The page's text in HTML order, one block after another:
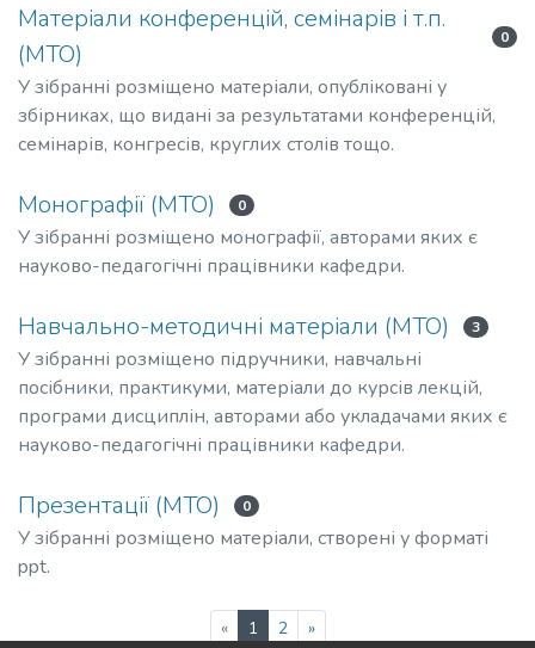
Матеріали конференцій, семінарів і т.п.
(МТО)
0
У зібранні розміщено матеріали, опубліковані у
збірниках, що видані за результатами конференцій,
семінарів, конгресів, круглих столів тощо.
Монографії (МТО) 0
У зібранні розміщено монографії, авторами яких є
науково-педагогічні працівники кафедри.
Навчально-методичні матеріали (МТО) 3
У зібранні розміщено підручники, навчальні
посібники, практикуми, матеріали до курсів лекцій,
програми дисциплін, авторами або укладачами яких є
науково-педагогічні працівники кафедри.
Презентації (МТО) 0
У зібранні розміщено матеріали, створені у форматі
ppt.
« 1(current)
2 »